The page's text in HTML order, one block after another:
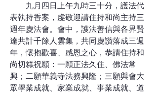
九月四日上午九時三十分，護法代
表執持香案，虔敬迎請住持和尚主持三
週年慶法會。會中，護法善信與各界賢
達共計千餘人雲集，共同慶讚落成三週
年，懷抱歡喜、感恩之心，恭請住持和
尚切糕祝願：一願正法久住、佛法常
興；二願華義寺法務興隆；三願與會大
眾學業成就、家業成就、事業成就、道